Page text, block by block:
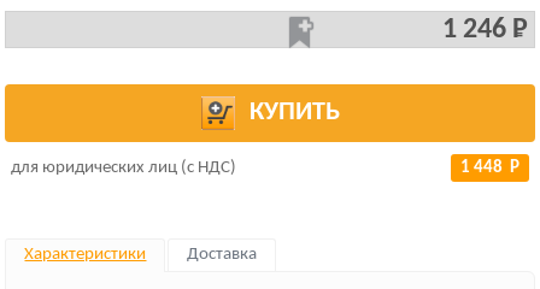
1 246 Р
КУПИТЬ
для юридических лиц (с НДС) 1 448 Р
Характеристики Доставка